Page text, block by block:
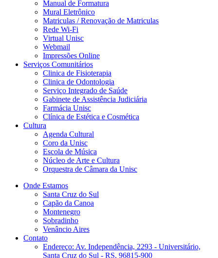
Manual de Formatura
Mural Eletrônico
Matriculas / Renovação de Matriculas
Rede Wi-Fi
Virtual Unisc
Webmail
Impressões Online
Serviços Comunitários
Clinica de Fisioterapia
Clinica de Odontologia
Serviço Integrado de Saúde
Gabinete de Assistência Judiciária
Farmácia Unisc
Clínica de Estética e Cosmética
Cultura
Agenda Cultural
Coro da Unisc
Escola de Música
Núcleo de Arte e Cultura
Orquestra de Câmara da Unisc
Onde Estamos
Santa Cruz do Sul
Capão da Canoa
Montenegro
Sobradinho
Venâncio Aires
Contato
Endereço: Av. Independência, 2293 - Universitário,
Santa Cruz do Sul - RS, 96815-900